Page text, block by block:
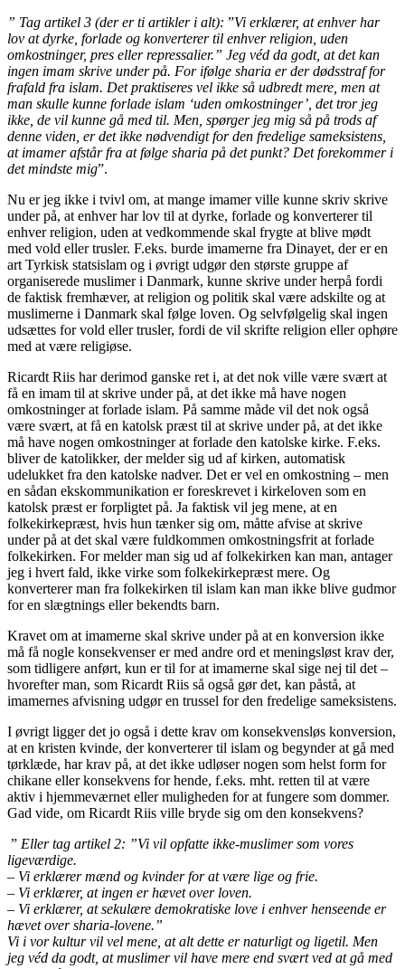
” Tag artikel 3 (der er ti artikler i alt): ”Vi erklærer, at enhver har
lov at dyrke, forlade og konverterer til enhver religion, uden
omkostninger, pres eller repressalier.” Jeg véd da godt, at det kan
ingen imam skrive under på. For ifølge sharia er der dødsstraf for
frafald fra islam. Det praktiseres vel ikke så udbredt mere, men at
man skulle kunne forlade islam ‘uden omkostninger’, det tror jeg
ikke, de vil kunne gå med til. Men, spørger jeg mig så på trods af
denne viden, er det ikke nødvendigt for den fredelige sameksistens,
at imamer afstår fra at følge sharia på det punkt? Det forekommer i
det mindste mig”.
Nu er jeg ikke i tvivl om, at mange imamer ville kunne skriv skrive
under på, at enhver har lov til at dyrke, forlade og konverterer til
enhver religion, uden at vedkommende skal frygte at blive mødt
med vold eller trusler. F.eks. burde imamerne fra Dinayet, der er en
art Tyrkisk statsislam og i øvrigt udgør den største gruppe af
organiserede muslimer i Danmark, kunne skrive under herpå fordi
de faktisk fremhæver, at religion og politik skal være adskilte og at
muslimerne i Danmark skal følge loven. Og selvfølgelig skal ingen
udsættes for vold eller trusler, fordi de vil skrifte religion eller ophøre
med at være religiøse.
Ricardt Riis har derimod ganske ret i, at det nok ville være svært at
få en imam til at skrive under på, at det ikke må have nogen
omkostninger at forlade islam. På samme måde vil det nok også
være svært, at få en katolsk præst til at skrive under på, at det ikke
må have nogen omkostninger at forlade den katolske kirke. F.eks.
bliver de katolikker, der melder sig ud af kirken, automatisk
udelukket fra den katolske nadver. Det er vel en omkostning – men
en sådan ekskommunikation er foreskrevet i kirkeloven som en
katolsk præst er forpligtet på. Ja faktisk vil jeg mene, at en
folkekirkepræst, hvis hun tænker sig om, måtte afvise at skrive
under på at det skal være fuldkommen omkostningsfrit at forlade
folkekirken. For melder man sig ud af folkekirken kan man, antager
jeg i hvert fald, ikke virke som folkekirkepræst mere. Og
konverterer man fra folkekirken til islam kan man ikke blive gudmor
for en slægtnings eller bekendts barn.
Kravet om at imamerne skal skrive under på at en konversion ikke
må få nogle konsekvenser er med andre ord et meningsløst krav der,
som tidligere anført, kun er til for at imamerne skal sige nej til det –
hvorefter man, som Ricardt Riis så også gør det, kan påstå, at
imamernes afvisning udgør en trussel for den fredelige sameksistens.
I øvrigt ligger det jo også i dette krav om konsekvensløs konversion,
at en kristen kvinde, der konverterer til islam og begynder at gå med
tørklæde, har krav på, at det ikke udløser nogen som helst form for
chikane eller konsekvens for hende, f.eks. mht. retten til at være
aktiv i hjemmeværnet eller muligheden for at fungere som dommer.
Gad vide, om Ricardt Riis ville bryde sig om den konsekvens?
” Eller tag artikel 2: ”Vi vil opfatte ikke-muslimer som vores
ligeværdige.
– Vi erklærer mænd og kvinder for at være lige og frie.
– Vi erklærer, at ingen er hævet over loven.
– Vi erklærer, at sekulære demokratiske love i enhver henseende er
hævet over sharia-lovene.”
Vi i vor kultur vil vel mene, at alt dette er naturligt og ligetil. Men
jeg véd da godt, at muslimer vil have mere end svært ved at gå med